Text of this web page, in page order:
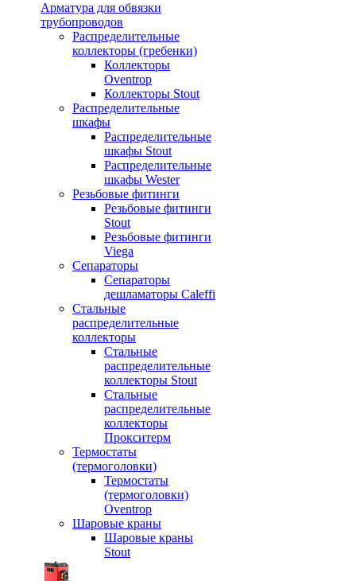
Арматура для обвязки
трубопроводов
Распределительные
коллекторы (гребенки)
Коллекторы
Oventrop
Коллекторы Stout
Распределительные
шкафы
Распределительные
шкафы Stout
Распределительные
шкафы Wester
Резьбовые фитинги
Резьбовые фитинги
Stout
Резьбовые фитинги
Viega
Сепараторы
Сепараторы
дешламаторы Caleffi
Стальные
распределительные
коллекторы
Стальные
распределительные
коллекторы Stout
Стальные
распределительные
коллекторы
Прокситерм
Термостаты
(термоголовки)
Термостаты
(термоголовки)
Oventrop
Шаровые краны
Шаровые краны
Stout